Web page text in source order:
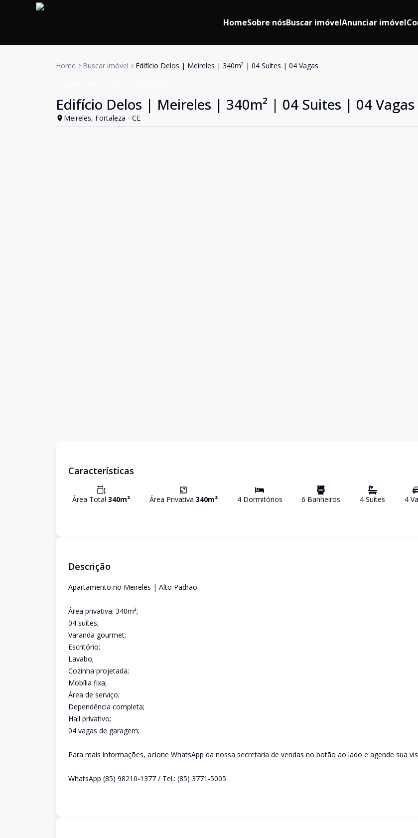
HomeSobre nósBuscar imóvelAnunciar imóvel
Home Buscar imóvel Edifício Delos | Meireles | 340m² | 04 Suites | 04 Vagas
Edifício Delos | Meireles | 340m² | 04 Suites | 04 Vagas
Meireles, Fortaleza - CE
Características
Área Total 340m² Área Privativa 340m² 4Dormitórios 6 Banheiros 4 Suítes 4
Descrição
Apartamento no Meireles | Alto Padrão
Área privativa: 340m²;
04 suítes;
Varanda gourmet;
Escritório;
Lavabo;
Cozinha projetada;
Mobília fixa;
Área de serviço;
Dependência completa;
Hall privativo;
04 vagas de garagem;
Para mais informações, acione WhatsApp da nossa secretaria de vendas no botão ao lado e agende sua
WhatsApp (85) 98210-1377 / Tel.: (85) 3771-5005